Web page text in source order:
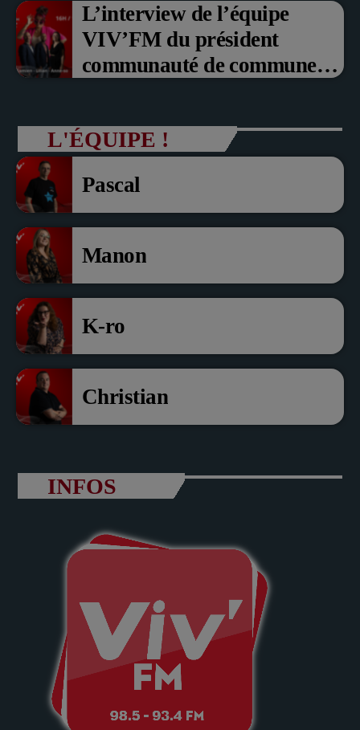
L’interview de l’équipe
VIV’FM du président
communauté de communes
président com de com
L'ÉQUIPE !
Pascal
Manon
K-ro
Christian
INFOS